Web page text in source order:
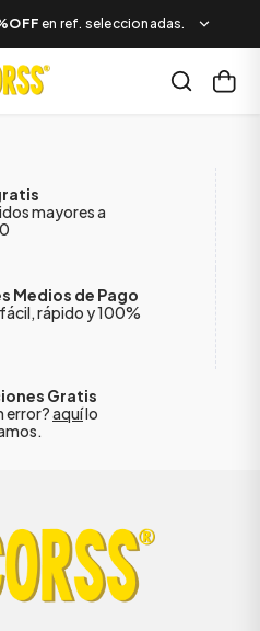
en ref. seleccionadas.
mayores a
Medios de Pago
rápido y 100%
Gratis
error?aquílo